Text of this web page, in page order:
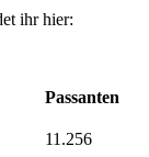
ihr hier:
Passanten
11.256